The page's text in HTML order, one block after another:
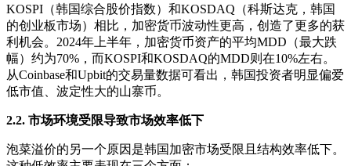
KOSPI（韩国综合股价指数）和KOSDAQ（科斯达克，韩国
的创业板市场）相比，加密货币波动性更高，创造了更多的获
利机会。2024年上半年，加密货币资产的平均MDD（最大跌
幅）约为70%，而KOSPI和KOSDAQ的MDD则在10%左右。
从Coinbase和Upbit的交易量数据可看出，韩国投资者明显偏爱
低市值、波定性大的山寨币。
2.2. 市场环境受限导致市场效率低下
泡菜溢价的另一个原因是韩国加密市场受限且结构效率低下。